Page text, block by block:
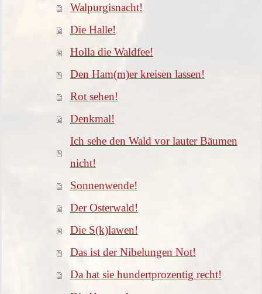
Walpurgisnacht!
Die Halle!
Holla die Waldfee!
Den Ham(m)er kreisen lassen!
Rot sehen!
Denkmal!
Ich sehe den Wald vor lauter Bäumen
nicht!
Sonnenwende!
Der Osterwald!
Die S(k)lawen!
Das ist der Nibelungen Not!
Da hat sie hundertprozentig recht!